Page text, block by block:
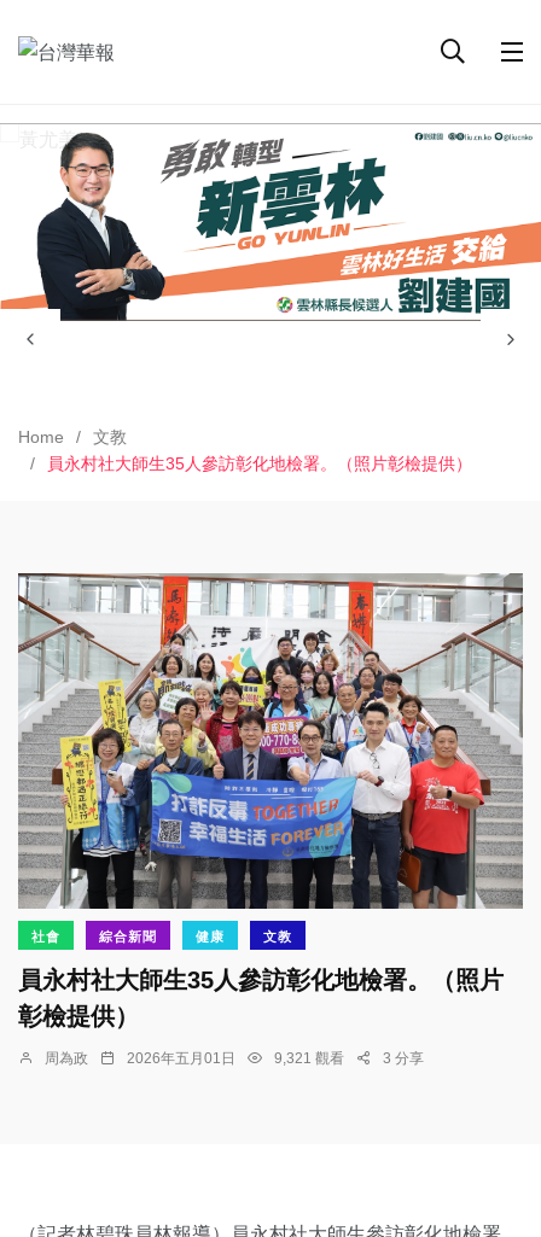
Home
文教
員永村社大師生35人參訪彰化地檢署。（照片彰檢提供）
社會 綜合新聞 健康 文教
員永村社大師生35人參訪彰化地檢署。（照片
彰檢提供）
周為政 2026年五月01日 9,321 觀看 3 分享